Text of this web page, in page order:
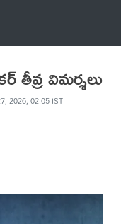
తీవ్ర విమర్శలు
2026, 02:05 IST